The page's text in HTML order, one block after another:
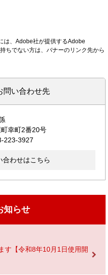
は、Adobe社が提供するAdobe
ちでない方は、バナーのリンク先から
問い合わせ先
幸町2番20号
223-3927
合わせはこちら
知らせ
す【令和8年10月1日使用開